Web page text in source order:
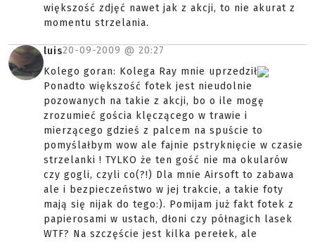
większość zdjęć nawet jak z akcji, to nie akurat z
momentu strzelania.
luis20-09-2009 @ 20:27
Kolego goran: Kolega Ray mnie uprzedził
Ponadto większość fotek jest nieudolnie
pozowanych na takie z akcji, bo o ile mogę
zrozumieć gościa klęczącego w trawie i
mierzącego gdzieś z palcem na spuście to
pomyślałbym wow ale fajnie pstryknięcie w czasie
strzelanki ! TYLKO że ten gość nie ma okularów
czy gogli, czyli co(?!) Dla mnie Airsoft to zabawa
ale i bezpieczeństwo w jej trakcie, a takie foty
mają się nijak do tego:). Pomijam już fakt fotek z
papierosami w ustach, dłoni czy półnagich lasek
WTF? Na szczęście jest kilka perełek, ale